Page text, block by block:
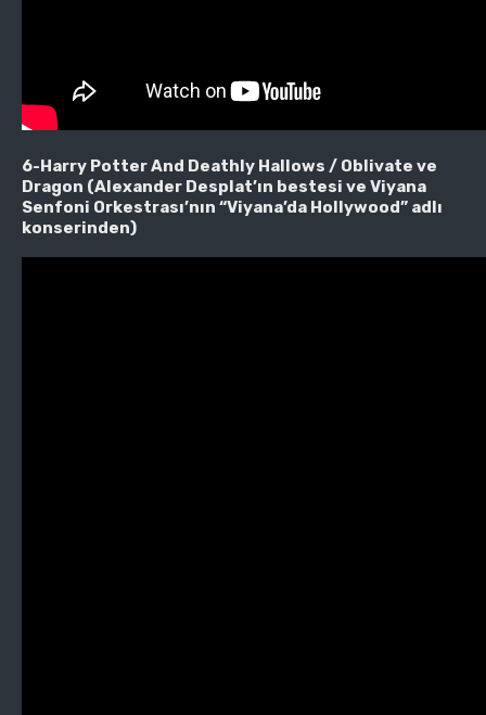
6-Harry Potter And Deathly Hallows / Oblivate ve
Dragon (Alexander Desplat’ın bestesi ve Viyana
Senfoni Orkestrası’nın “Viyana’da Hollywood” adlı
konserinden)